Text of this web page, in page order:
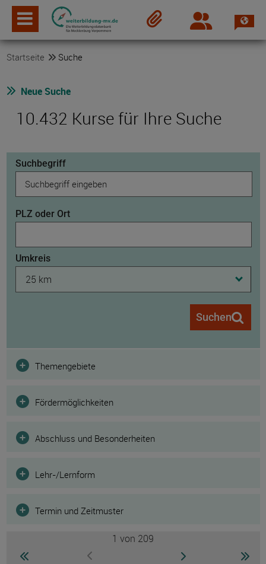
Login
Startseite Suche
Neue Suche
10.432 Kurse für Ihre Suche
Suchbegriff
PLZ oder Ort
Umkreis
25 km
Suchen
Filter
Themengebiete
Fördermöglichkeiten
Abschluss und Besonderheiten
Lehr-/Lernform
Termin und Zeitmuster
zur ersten Seite wechselnzur vorherigen Seite wechseln
Seite
1 von 209
zur nächsten Seite
zur